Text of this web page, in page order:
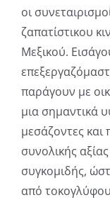
οι
ζαπατίστικου
Μεξικού.
παράγουν με
μια σημαντικά
μεσάζοντες
συνολικής
συγκομιδής,
από